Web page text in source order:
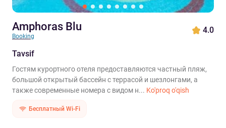
Amphoras Blu
Booking
4.0
Tavsif
Гостям курортного отеля предоставляются частный пляж,
большой открытый бассейн с террасой и шезлонгами, а
также современные номера с видом н... Ko'proq o'qish
Бесплатный Wi-Fi